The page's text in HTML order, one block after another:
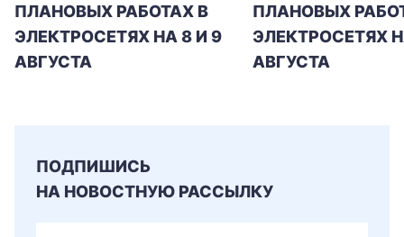
ПЛАНОВЫХ РАБОТАХ В
ЭЛЕКТРОСЕТЯХ НА 8 И 9
АВГУСТА
ПЛАНОВЫХ
ЭЛЕКТРОСЕТЯХ
АВГУСТА
ПОДПИШИСЬ
НА НОВОСТНУЮ РАССЫЛКУ